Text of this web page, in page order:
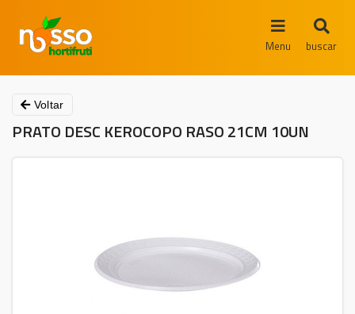
Menu buscar
Voltar
PRATO DESC KEROCOPO RASO 21CM 10UN